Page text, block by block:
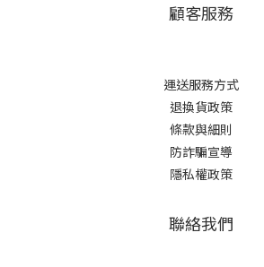
顧客服務
運送服務方式
退換貨政策
條款與細則
防詐騙宣導
隱私權政策
聯絡我們